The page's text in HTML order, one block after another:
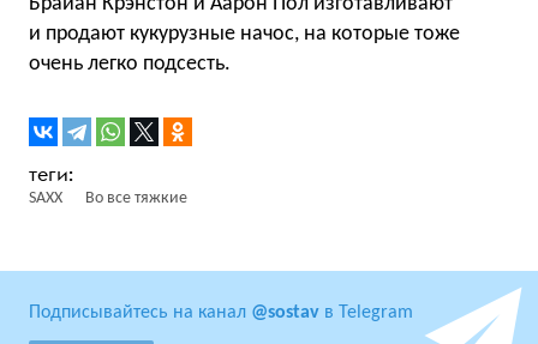
и продают кукурузные начос, на которые тоже
очень легко подсесть.
SAXX Во все тяжкие
Подписывайтесь на канал @sostav в Telegram